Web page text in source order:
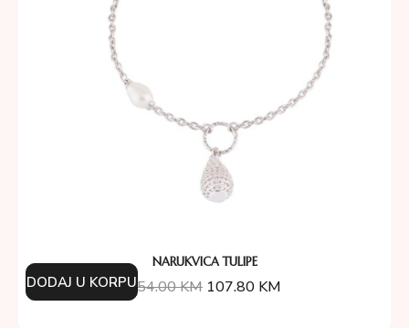
NARUKVICA TULIPE
154.00KM 107.80 KM
DODAJ U KORPU